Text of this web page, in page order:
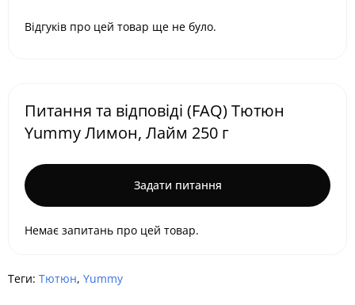
Відгуків про цей товар ще не було.
Питання та відповіді (FAQ) Тютюн
Yummy Лимон, Лайм 250 г
Задати питання
Немає запитань про цей товар.
Теги: Тютюн, Yummy